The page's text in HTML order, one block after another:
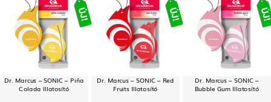
Dr. Marcus – SONIC – Piña
Colada Illatosító
Dr. Marcus – SONIC – Red
Fruits Illatosító
Dr. Marcus – SONIC –
Bubble Gum Illatosító